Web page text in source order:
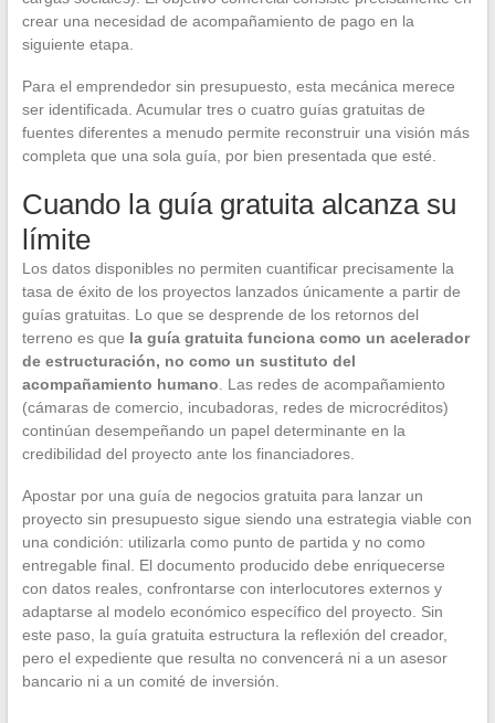
crear una necesidad de acompañamiento de pago en la
siguiente etapa.
Para el emprendedor sin presupuesto, esta mecánica merece
ser identificada. Acumular tres o cuatro guías gratuitas de
fuentes diferentes a menudo permite reconstruir una visión más
completa que una sola guía, por bien presentada que esté.
Cuando la guía gratuita alcanza su
límite
Los datos disponibles no permiten cuantificar precisamente la
tasa de éxito de los proyectos lanzados únicamente a partir de
guías gratuitas. Lo que se desprende de los retornos del
terreno es que la guía gratuita funciona como un acelerador
de estructuración, no como un sustituto del
acompañamiento humano . Las redes de acompañamiento
(cámaras de comercio, incubadoras, redes de microcréditos)
continúan desempeñando un papel determinante en la
credibilidad del proyecto ante los financiadores.
Apostar por una guía de negocios gratuita para lanzar un
proyecto sin presupuesto sigue siendo una estrategia viable con
una condición: utilizarla como punto de partida y no como
entregable final. El documento producido debe enriquecerse
con datos reales, confrontarse con interlocutores externos y
adaptarse al modelo económico específico del proyecto. Sin
este paso, la guía gratuita estructura la reflexión del creador,
pero el expediente que resulta no convencerá ni a un asesor
bancario ni a un comité de inversión.